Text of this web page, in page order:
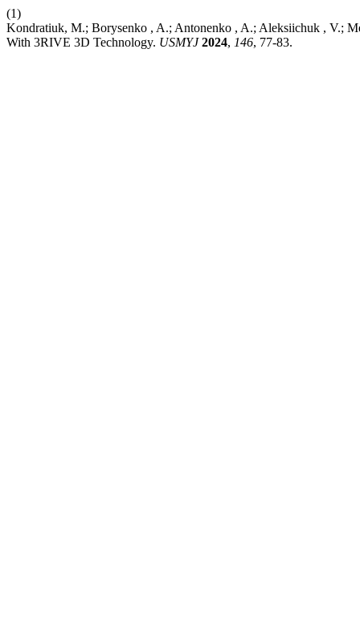
(1)
Kondratiuk, M.; Borysenko , A.; Antonenko , A.; Aleksiichuk , V.;
With 3RIVE 3D Technology. USMYJ 2024, 146, 77-83.